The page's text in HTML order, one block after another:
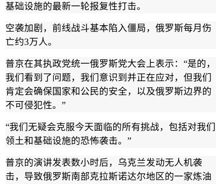
基础设施的最新一轮报复性打击。
空袭加剧，前线战斗基本陷入僵局，俄罗斯每月伤
亡约3万人。
普京在其执政党统一俄罗斯党大会上表示： “是的，
我们看到了问题，我们意识到并正在应对，但我们
肯定会确保国家和公民的安全，以及俄罗斯边界的
不可侵犯性。 ”
“我们无疑会克服今天面临的所有挑战，包括对我们
领土和基础设施的恐怖袭击。 ”
普京的演讲发表数小时后，乌克兰发动无人机袭
击，导致俄罗斯南部克拉斯诺达尔地区的一家炼油